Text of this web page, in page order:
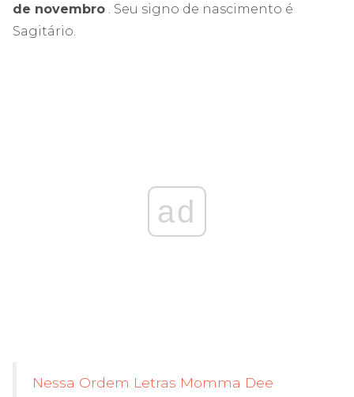
de novembro . Seu signo de nascimento é
Sagitário.
ad
Nessa Ordem Letras Momma Dee